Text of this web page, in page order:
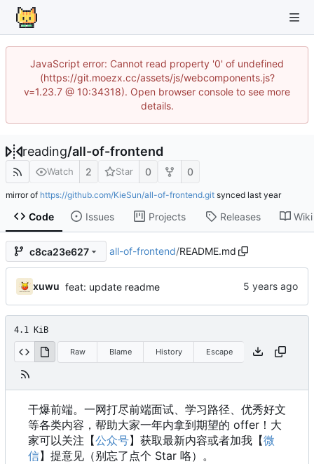
JavaScript error: Cannot read property '0' of undefined
(https://git.moezx.cc/assets/js/webcomponents.js?
v=1.23.7 @ 10:34318). Open browser console to see more
details.
reading/all-of-frontend
Watch 2 Star 0 0
mirror of https://github.com/KieSun/all-of-frontend.git synced
Code Issues Projects Releases Wiki
c8ca23e627 all-of-frontend/README.md
xuwu feat: update readme
4.1 KiB
Raw Blame History Escape
干爆前端。一网打尽前端面试、学习路径、优秀好文
等各类内容，帮助大家一年内拿到期望的 offer ！ 大
家可以关注【公众号】获取最新内容或者加我【微
信】提意见（别忘了点个 Star 咯）。